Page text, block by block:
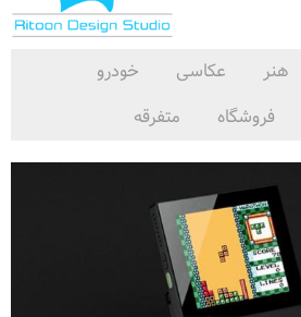
هنر عکاسی
خودرو
فروشگاه متفرقه